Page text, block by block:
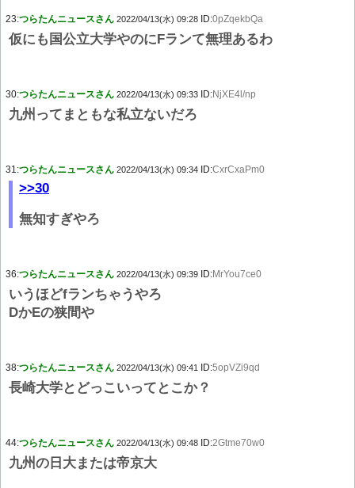
23:つらたんニュースさん 2022/04/13(水) 09:28 ID:0pZqekbQa
仮にも国公立大学やのにFランて無理あるわ
30:つらたんニュースさん 2022/04/13(水) 09:33 ID:NjXE4l/np
九州ってまともな私立ないだろ
31:つらたんニュースさん 2022/04/13(水) 09:34 ID:CxrCxaPm0
>>30
無知すぎやろ
36:つらたんニュースさん 2022/04/13(水) 09:39 ID:MrYou7ce0
いうほどfランちゃうやろ
DかEの狭間や
38:つらたんニュースさん 2022/04/13(水) 09:41 ID:5opVZi9qd
長崎大学とどっこいってとこか？
44:つらたんニュースさん 2022/04/13(水) 09:48 ID:2Gtme70w0
九州の日大または帝京大